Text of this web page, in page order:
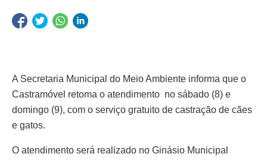
A Secretaria Municipal do Meio Ambiente informa que o
Castramóvel retoma o atendimento no sábado (8) e
domingo (9), com o serviço gratuito de castração de cães
e gatos.
O atendimento será realizado no Ginásio Municipal